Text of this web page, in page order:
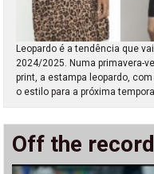
Leopardo é a tendência que
2024/2025. Numa primavera-
print, a estampa leopardo,
o estilo para a próxima
Off the record